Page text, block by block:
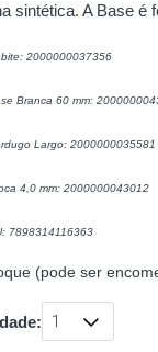
sintética. A Base é
2000000037356
Branca 60 mm:
Largo: 2000000035581
4,0 mm: 2000000043012
7898314116363
(pode ser